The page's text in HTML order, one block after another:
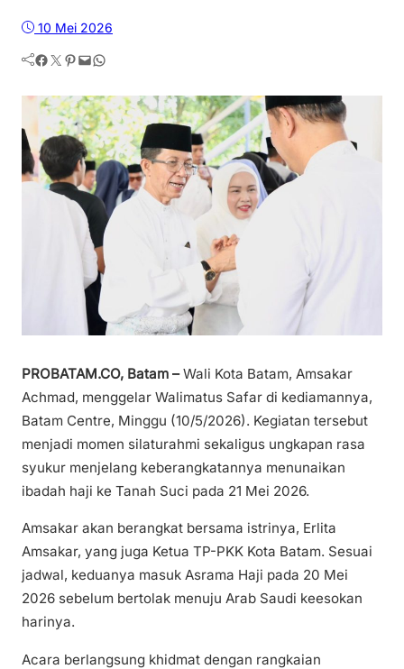
10 Mei 2026
Facebook Twitter Pinterest Mail WhatsApp
PROBATAM.CO, Batam –Wali Kota Batam, Amsakar
Achmad, menggelar Walimatus Safar di kediamannya,
Batam Centre, Minggu (10/5/2026). Kegiatan tersebut
menjadi momen silaturahmi sekaligus ungkapan rasa
syukur menjelang keberangkatannya menunaikan
ibadah haji ke Tanah Suci pada 21 Mei 2026.
Amsakar akan berangkat bersama istrinya, Erlita
Amsakar, yang juga Ketua TP-PKK Kota Batam. Sesuai
jadwal, keduanya masuk Asrama Haji pada 20 Mei
2026 sebelum bertolak menuju Arab Saudi keesokan
harinya.
Acara berlangsung khidmat dengan rangkaian